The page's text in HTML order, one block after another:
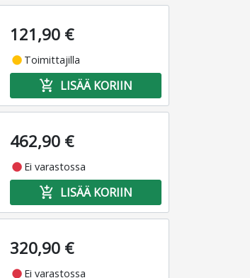
121,90 €
fiber_manual_record Toimittajilla
add_shopping_cart LISÄÄ KORIIN
462,90 €
fiber_manual_record Ei varastossa
add_shopping_cart LISÄÄ KORIIN
320,90 €
fiber_manual_record Ei varastossa